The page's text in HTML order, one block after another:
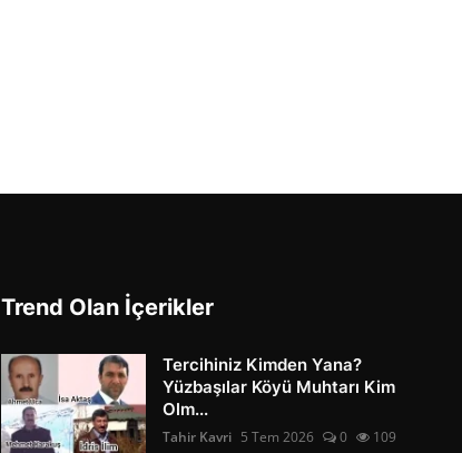
Trend Olan İçerikler
Tercihiniz Kimden Yana?
Yüzbaşılar Köyü Muhtarı Kim
Olm...
Tahir Kavri 5 Tem 2026 0 109